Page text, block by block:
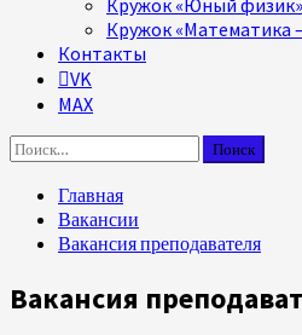
Кружок «Юный физик»
Кружок «Математика
Контакты
VK
MAX
Найти:
Главная
Вакансии
Вакансия преподавателя
Вакансия